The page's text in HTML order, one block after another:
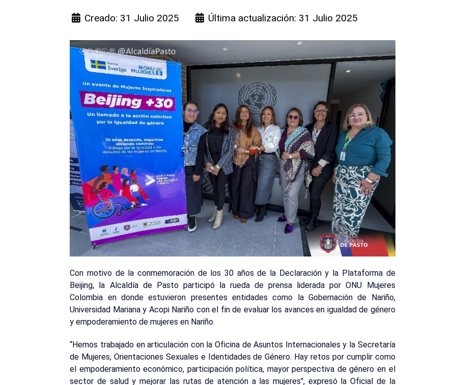
Creado: 31 Julio 2025 Última actualización: 31 Julio 2025
Con motivo de la conmemoración de los 30 años de la Declaración y la Plataforma de
Beijing, la Alcaldía de Pasto participó la rueda de prensa liderada por ONU Mujeres
Colombia en donde estuvieron presentes entidades como la Gobernación de Nariño,
Universidad Mariana y Acopi Nariño con el fin de evaluar los avances en igualdad de género
y empoderamiento de mujeres en Nariño.
“Hemos trabajado en articulación con la Oficina de Asuntos Internacionales y la Secretaría
de Mujeres, Orientaciones Sexuales e Identidades de Género. Hay retos por cumplir como
el empoderamiento económico, participación política, mayor perspectiva de género en el
sector de salud y mejorar las rutas de atención a las mujeres", expresó la Oficial de la